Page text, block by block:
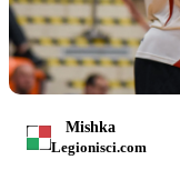
Mishka
Legionisci.com